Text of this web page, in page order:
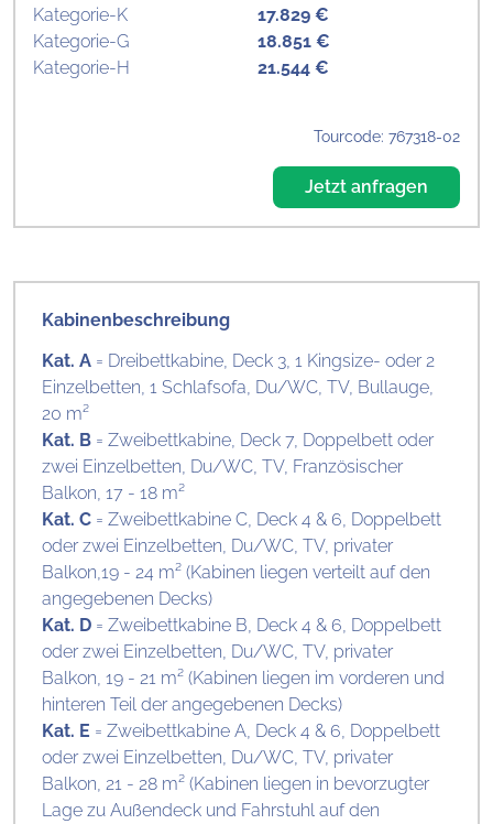
Kategorie-K
17.829 €
Kategorie-G
18.851 €
Kategorie-H
21.544 €
Tourcode: 767318-02
Jetzt anfragen
Kabinenbeschreibung
Kat. A = Dreibettkabine, Deck 3, 1 Kingsize- oder 2
Einzelbetten, 1 Schlafsofa, Du/WC, TV, Bullauge,
20 m²
Kat. B = Zweibettkabine, Deck 7, Doppelbett oder
zwei Einzelbetten, Du/WC, TV, Französischer
Balkon, 17 - 18 m²
Kat. C = Zweibettkabine C, Deck 4 & 6, Doppelbett
oder zwei Einzelbetten, Du/WC, TV, privater
Balkon,19 - 24 m² (Kabinen liegen verteilt auf den
angegebenen Decks)
Kat. D = Zweibettkabine B, Deck 4 & 6, Doppelbett
oder zwei Einzelbetten, Du/WC, TV, privater
Balkon, 19 - 21 m² (Kabinen liegen im vorderen und
hinteren Teil der angegebenen Decks)
Kat. E = Zweibettkabine A, Deck 4 & 6, Doppelbett
oder zwei Einzelbetten, Du/WC, TV, privater
Balkon, 21 - 28 m² (Kabinen liegen in bevorzugter
Lage zu Außendeck und Fahrstuhl auf den